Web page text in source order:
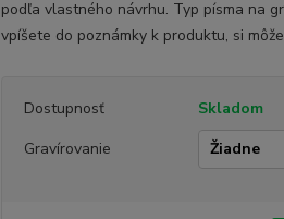
podľa vlastného návrhu. Typ písma na
vpíšete do poznámky k produktu, si
Dostupnosť
Skladom
Gravírovanie